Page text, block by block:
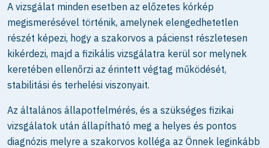
A vizsgálat minden esetben az előzetes kórkép
megismerésével történik, amelynek elengedhetetlen
részét képezi, hogy a szakorvos a pácienst részletesen
kikérdezi, majd a fizikális vizsgálatra kerül sor melynek
keretében ellenőrzi az érintett végtag működését,
stabilitási és terhelési viszonyait.
Az általános állapotfelmérés, és a szükséges fizikai
vizsgálatok után állapítható meg a helyes és pontos
diagnózis melyre a szakorvos kolléga az Önnek leginkább